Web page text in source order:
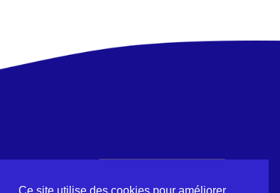
Ce site utilise des cookies pour améliorer